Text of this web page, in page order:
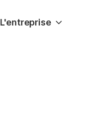
L'entreprise